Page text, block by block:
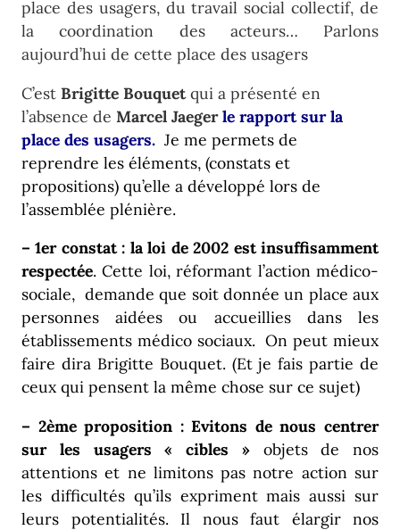
place des usagers, du travail social collectif, de
la coordination des acteurs… Parlons
aujourd’hui de cette place des usagers
C’est Brigitte Bouquet qui a présenté en
l’absence de Marcel Jaeger le rapport sur la
place des usagers. Je me permets de
reprendre les éléments, (constats et
propositions) qu’elle a développé lors de
l’assemblée plénière.
– 1er constat : la loi de 2002 est insuffisamment
respectée. Cette loi, réformant l’action médico-
sociale, demande que soit donnée un place aux
personnes aidées ou accueillies dans les
établissements médico sociaux. On peut mieux
faire dira Brigitte Bouquet. (Et je fais partie de
ceux qui pensent la même chose sur ce sujet)
– 2ème proposition : Evitons de nous centrer
sur les usagers « cibles »objets de nos
attentions et ne limitons pas notre action sur
les difficultés qu’ils expriment mais aussi sur
leurs potentialités. Il nous faut élargir nos